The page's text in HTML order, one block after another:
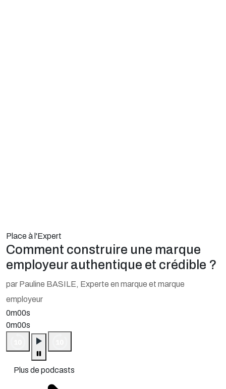
Place à l'Expert
Comment construire une marque
employeur authentique et crédible ?
par Pauline BASILE, Experte en marque et marque
employeur
0m00s
0m00s
Plus de podcasts